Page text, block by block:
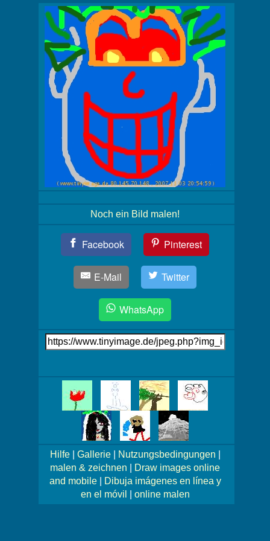
Noch ein Bild malen!
Facebook Pinterest
E-Mail Twitter
WhatsApp
Link
auf's
Bilder!
Hilfe| Gallerie| Nutzungsbedingungen
malen & zeichnen
Draw images online
and mobile|
Dibuja imágenes en línea y
en el móvil
online malen